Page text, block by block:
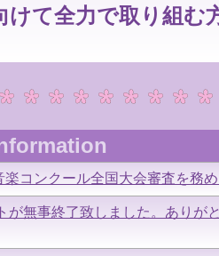
けて全力で取り組む
コンクール全国大会審査を務
が無事終了致しました。ありが